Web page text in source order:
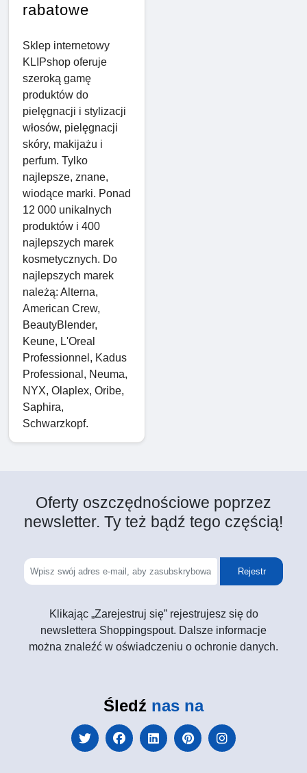
rabatowe
Sklep internetowy
KLIPshop oferuje
szeroką gamę
produktów do
pielęgnacji i stylizacji
włosów, pielęgnacji
skóry, makijażu i
perfum. Tylko
najlepsze, znane,
wiodące marki. Ponad
12 000 unikalnych
produktów i 400
najlepszych marek
kosmetycznych. Do
najlepszych marek
należą: Alterna,
American Crew,
BeautyBlender,
Keune, L'Oreal
Professionnel, Kadus
Professional, Neuma,
NYX, Olaplex, Oribe,
Saphira,
Schwarzkopf.
Oferty oszczędnościowe poprzez
newsletter. Ty też bądź tego częścią!
Rejestr
Klikając „Zarejestruj się” rejestrujesz się do
newslettera Shoppingspout. Dalsze informacje
można znaleźć w oświadczeniu o ochronie danych.
Śledź nas na